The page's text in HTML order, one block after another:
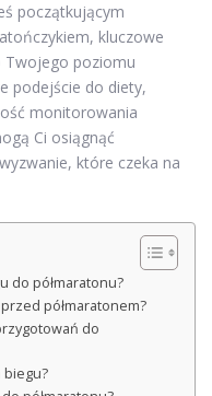
początkującym
kluczowe
Twojego poziomu
podejście do diety,
monitorowania
Ci osiągnąć
które czeka na
do półmaratonu?
półmaratonem?
do
biegu?